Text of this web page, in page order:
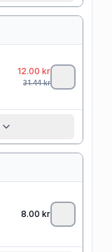
12.00 kr
31.44kr
8.00 kr